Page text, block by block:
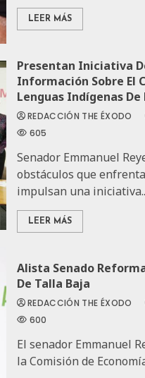
LEER MÁS
Presentan Iniciativa
Información Sobre El
Lenguas Indígenas
REDACCIÓN THE ÉXODO
605
Senador Emmanuel
obstáculos que
impulsan una
LEER MÁS
Alista Senado
De Talla Baja
REDACCIÓN THE ÉXODO
600
El senador Emmanuel
la Comisión de